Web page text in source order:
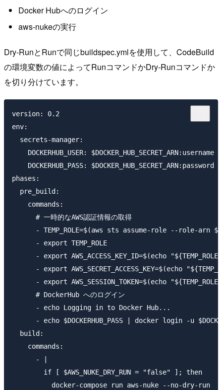
Docker Hubへのログイン
aws-nukeの実行
Dry-RunとRunで同じbuildspec.ymlを使用して、CodeBuild
の環境変数の値によってRunコマンドかDry-Runコマンドか
を切り分けています。
version: 0.2
env:
  secrets-manager:
    DOCKERHUB_USER: $DOCKER_HUB_SECRET_ARN:username
    DOCKERHUB_PASS: $DOCKER_HUB_SECRET_ARN:password
phases:
  pre_build:
    commands:
      # 一時的なAWS認証情報の取得
- TEMP_ROLE=$(aws sts assume-role --role-arn
      - export TEMP_ROLE
- export AWS_ACCESS_KEY_ID=$(echo
- export AWS_SECRET_ACCESS_KEY=$(echo
- export AWS_SESSION_TOKEN=$(echo
      # DockerHub へのログイン
      - echo Logging in to Docker Hub...
- echo $DOCKERHUB_PASS | docker login -u
  build:
    commands:
      - |
        if [ $AWS_NUKE_DRY_RUN = "false" ]; then
          docker-compose run aws-nuke --no-dry-run